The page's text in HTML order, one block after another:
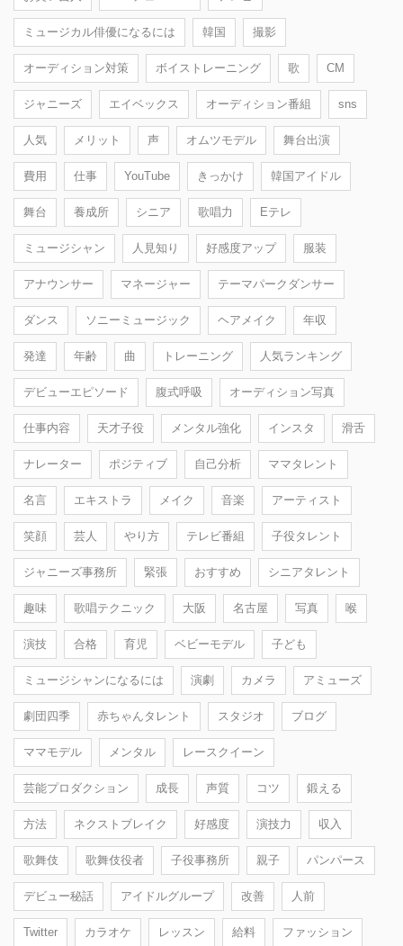
ミュージカル俳優になるには 韓国 撮影
オーディション対策 ボイストレーニング 歌 CM
ジャニーズ エイベックス オーディション番組 sns
人気 メリット 声 オムツモデル 舞台出演
費用 仕事 YouTube きっかけ 韓国アイドル
舞台 養成所 シニア 歌唱力 Eテレ
ミュージシャン 人見知り 好感度アップ 服装
アナウンサー マネージャー テーマパークダンサー
ダンス ソニーミュージック ヘアメイク 年収
発達 年齢 曲 トレーニング 人気ランキング
デビューエピソード 腹式呼吸 オーディション写真
仕事内容 天才子役 メンタル強化 インスタ 滑舌
ナレーター ポジティブ 自己分析 ママタレント
名言 エキストラ メイク 音楽 アーティスト
笑顔 芸人 やり方 テレビ番組 子役タレント
ジャニーズ事務所 緊張 おすすめ シニアタレント
趣味 歌唱テクニック 大阪 名古屋 写真 喉
演技 合格 育児 ベビーモデル 子ども
ミュージシャンになるには 演劇 カメラ アミューズ
劇団四季 赤ちゃんタレント スタジオ ブログ
ママモデル メンタル レースクイーン
芸能プロダクション 成長 声質 コツ 鍛える
方法 ネクストブレイク 好感度 演技力 収入
歌舞伎 歌舞伎役者 子役事務所 親子 パンパース
デビュー秘話 アイドルグループ 改善 人前
Twitter カラオケ レッスン 給料 ファッション